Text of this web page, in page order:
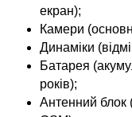
екран);
Камери
Динаміки
Батарея
років);
Антенний блок